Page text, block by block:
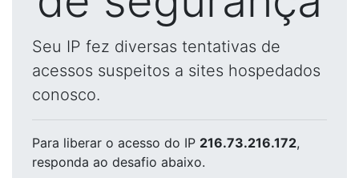
Seu IP fez diversas tentativas de
acessos suspeitos a sites hospedados
conosco.
Para liberar o acesso do IP 216.73.216.172,
responda ao desafio abaixo.